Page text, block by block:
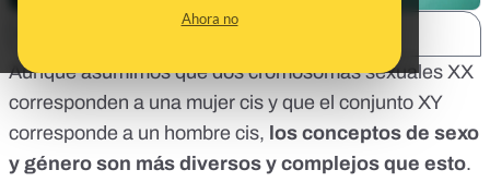
Ahora no
Aunque asumimos que dos cromosomas sexuales XX
corresponden a una mujer cis y que el conjunto XY
corresponde a un hombre cis, los conceptos de sexo
y género son más diversos y complejos que esto.